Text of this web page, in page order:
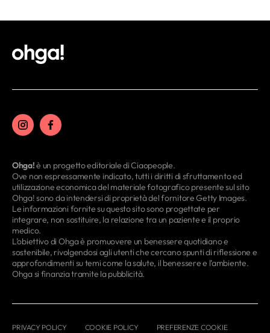
Ohga!è un progetto editoriale di Ciaopeople.
Ove non espressamente indicato, tutti i diritti di sfruttamento ed
utilizzazione economica del materiale fotografico presente sul sito
Ohga! sono da intendersi di proprietà del fornitore Getty Images.
Le informazioni fornite su questo sito sono progettate per
integrare, non sostituire, la relazione tra un paziente e il proprio
medico.
L’obiettivo di Ohga è promuovere un benessere quotidiano e
sostenibile, rivolgendosi agli utenti che cercano spunti di riflessione e
approfondimenti su temi come la salute, il benessere e l’ambiente.
Ohga si finanzia tramite la pubblicità.
PRIVACY POLICY COOKIE POLICY PREFERENZE COOKIE